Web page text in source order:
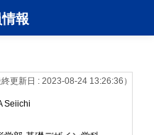
報
終更新日 : 2023-08-24 13:26:36）
Seiichi